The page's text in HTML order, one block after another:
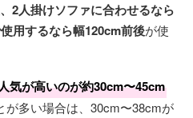
2人掛けソファに合わせるなら
用するなら幅120cm前後が使
気が高いのが約30cm〜45cm
が多い場合は、30cm〜38cmが